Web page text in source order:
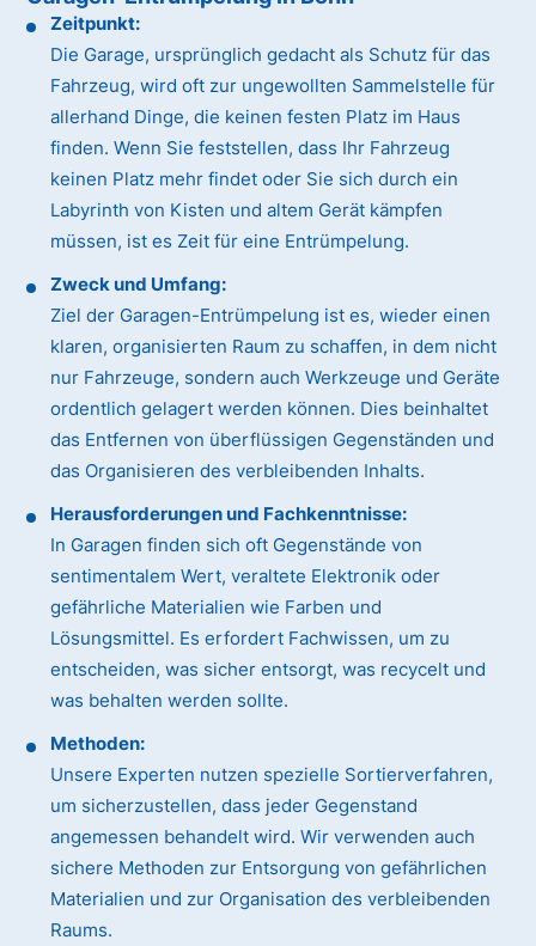
Zeitpunkt:
Die Garage, ursprünglich gedacht als Schutz für das
Fahrzeug, wird oft zur ungewollten Sammelstelle für
allerhand Dinge, die keinen festen Platz im Haus
finden. Wenn Sie feststellen, dass Ihr Fahrzeug
keinen Platz mehr findet oder Sie sich durch ein
Labyrinth von Kisten und altem Gerät kämpfen
müssen, ist es Zeit für eine Entrümpelung.
Zweck und Umfang:
Ziel der Garagen-Entrümpelung ist es, wieder einen
klaren, organisierten Raum zu schaffen, in dem nicht
nur Fahrzeuge, sondern auch Werkzeuge und Geräte
ordentlich gelagert werden können. Dies beinhaltet
das Entfernen von überflüssigen Gegenständen und
das Organisieren des verbleibenden Inhalts.
Herausforderungen und Fachkenntnisse:
In Garagen finden sich oft Gegenstände von
sentimentalem Wert, veraltete Elektronik oder
gefährliche Materialien wie Farben und
Lösungsmittel. Es erfordert Fachwissen, um zu
entscheiden, was sicher entsorgt, was recycelt und
was behalten werden sollte.
Methoden:
Unsere Experten nutzen spezielle Sortierverfahren,
um sicherzustellen, dass jeder Gegenstand
angemessen behandelt wird. Wir verwenden auch
sichere Methoden zur Entsorgung von gefährlichen
Materialien und zur Organisation des verbleibenden
Raums.